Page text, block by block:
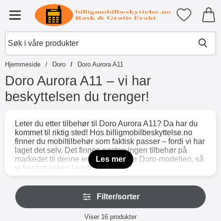
Meny Startsiden for Tibro BilligaMine
Hjemmeside Doro Doro Aurora A11
Doro Aurora A11 – vi har
beskyttelsen du trenger!
Les mer
Leter du etter tilbehør til Doro Aurora A11? Da har du
kommet til riktig sted! Hos billigmobilbeskyttelse.no
finner du mobiltilbehør som faktisk passer – fordi vi har
laget det selv. Det finnes nesten ingen tilbehør på
markedet til denne enkle og smarte Doro-modellen, så
vi har tatt saken i egne hender.
Vi tilbyr stilige Skimblocker lommebokdeksler i mange
farger og med flotte motiver – noen med fast deksel og
andre med avtakbart magnetdeksel. Uansett hva du
velger får du plass til mobil, kort og kontanter i ett og
samme etui. I tillegg beskytter RFID-funksjonen i våre
Filter/sorter
Viser 16 produkter